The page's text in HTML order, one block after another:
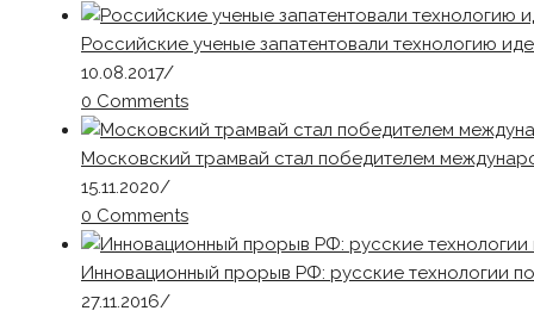
Российские ученые запатентовали технологию
10.08.2017/
0 Comments
Московский трамвай стал победителем
15.11.2020/
0 Comments
Инновационный прорыв РФ: русские технологии
27.11.2016/